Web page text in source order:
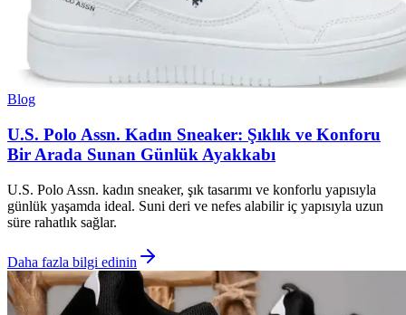
Blog
U.S. Polo Assn. Kadın Sneaker: Şıklık ve Konforu
Bir Arada Sunan Günlük Ayakkabı
U.S. Polo Assn. kadın sneaker, şık tasarımı ve konforlu yapısıyla
günlük yaşamda ideal. Suni deri ve nefes alabilir iç yapısıyla uzun
süre rahatlık sağlar.
Daha fazla bilgi edinin